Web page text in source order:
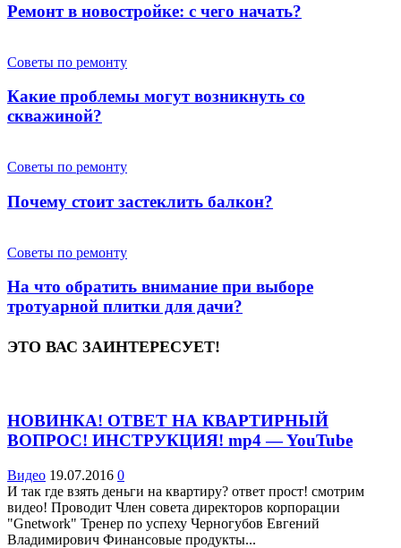
Ремонт в новостройке: с чего начать?
Советы по ремонту
Какие проблемы могут возникнуть со
скважиной?
Советы по ремонту
Почему стоит застеклить балкон?
Советы по ремонту
На что обратить внимание при выборе
тротуарной плитки для дачи?
ЭТО ВАС ЗАИНТЕРЕСУЕТ!
НОВИНКА! ОТВЕТ НА КВАРТИРНЫЙ
ВОПРОС! ИНСТРУКЦИЯ! mp4 — YouTube
Видео 19.07.2016 0
И так где взять деньги на квартиру? ответ прост! смотрим
видео! Проводит Член совета директоров корпорации
"Gnetwork" Тренер по успеху Черногубов Евгений
Владимирович Финансовые продукты...